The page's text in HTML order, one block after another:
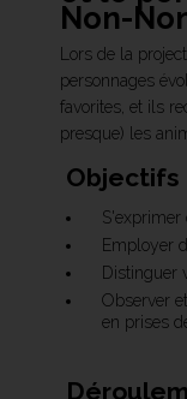
Non-
Lors de la
personnages
favorites, et ils
presque) les
Objectifs
S'exprimer
Employer
Distinguer
Observer
en prises